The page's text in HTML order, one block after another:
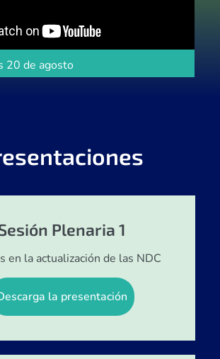
20 de agosto
Plenaria 1
en la actualización de las NDC
la presentación